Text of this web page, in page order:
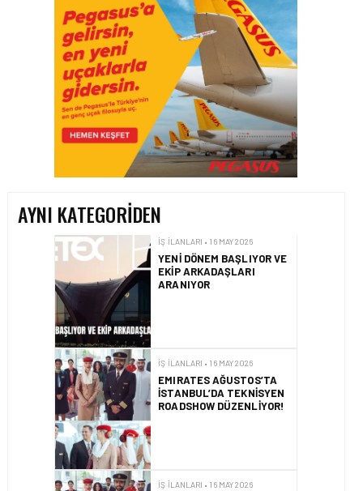
AYNI KATEGORIDEN
AIR ARABIA AILESI
BÜYÜYOR! 2026 AÇIK
POZISYONLAR
İŞ İLANLARI • 16 MAY 2026
YENI DÖNEM BAŞLIYOR VE
EKIP ARKADAŞLARI
ARANIYOR
EMIRATES AĞUSTOS’TA
İSTANBUL’DA TEKNISYEN
ROADSHOW DÜZENLIYOR!
EMIRATES KABIN MEMURU
İŞE ALIM GÜNLERI